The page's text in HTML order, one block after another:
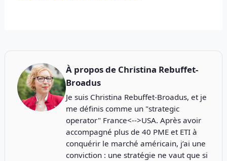
À propos de Christina Rebuffet-
Broadus
Je suis Christina Rebuffet-Broadus, et je
me définis comme un "strategic
operator" France<-->USA. Après avoir
accompagné plus de 40 PME et ETI à
conquérir le marché américain, j’ai une
conviction : une stratégie ne vaut que si